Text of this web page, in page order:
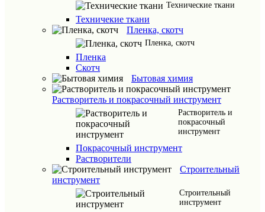
Технические ткани
Техничекие ткани
Пленка, скотч
Пленка, скотч
Пленка
Скотч
Бытовая химия
Растворитель и покрасочный инструмент
Растворитель и
покрасочный
инструмент
Покрасочный инструмент
Растворители
Строительный
инструмент
Строительный
инструмент